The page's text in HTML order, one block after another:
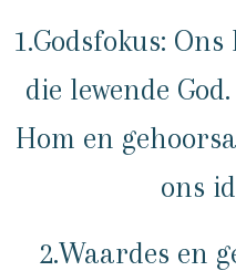
1.Godsfokus:
die lewende
Hom en
ons
2.Waardes en